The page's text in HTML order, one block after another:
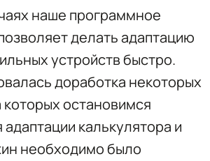
наше программное
делать адаптацию
устройств быстро.
доработка некоторых
остановимся
калькулятора и
необходимо было